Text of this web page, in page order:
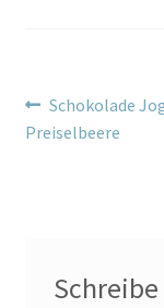
Vorheriger
Beitrag:
Schokolade
Preiselbeere